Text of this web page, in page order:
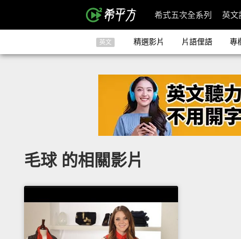
希式五次全系列 英文
英文 精選影片 片語俚語 專
毛球 的相關影片